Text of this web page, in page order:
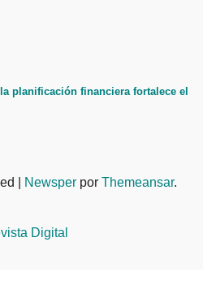
planificación financiera fortalece el
Newsper por Themeansar.